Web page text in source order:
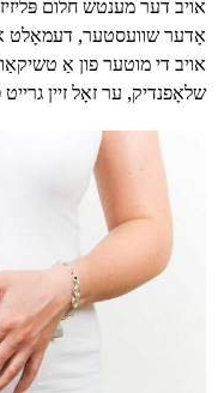
אויב דער מענטש חלום
אָדער שוועסטער, דעמאָלט
אויב די מוטער פון אַ
שלאָפנדיק, ער זאָל זיין